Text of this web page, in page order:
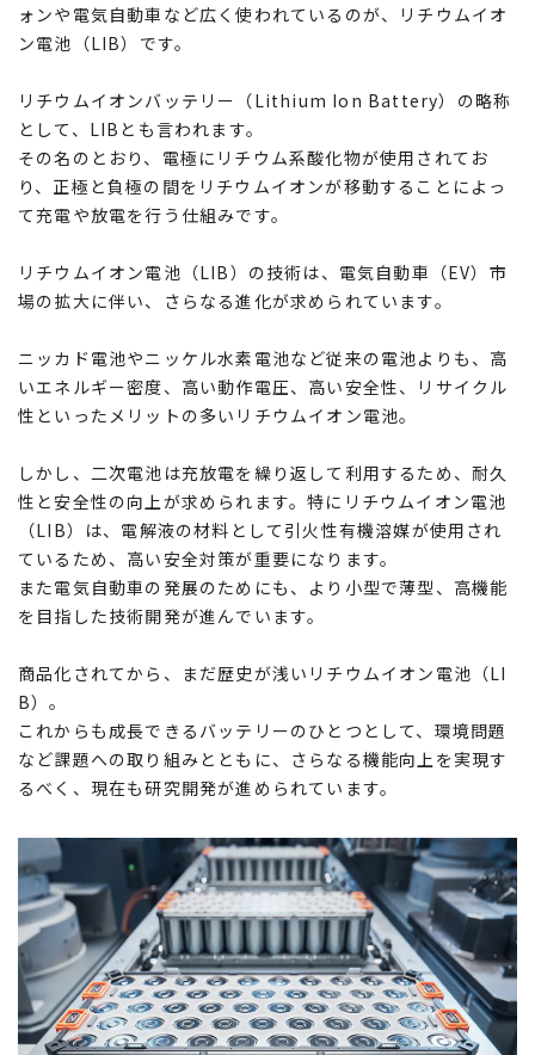
ォンや電気自動車など広く使われているのが、リチウムイオ
ン電池（LIB）です。
リチウムイオンバッテリー（Lithium Ion Battery）の略称
として、LIBとも言われます。
その名のとおり、電極にリチウム系酸化物が使用されてお
り、正極と負極の間をリチウムイオンが移動することによっ
て充電や放電を行う仕組みです。
リチウムイオン電池（LIB）の技術は、電気自動車（EV）市
場の拡大に伴い、さらなる進化が求められています。
ニッカド電池やニッケル水素電池など従来の電池よりも、高
いエネルギー密度、高い動作電圧、高い安全性、リサイクル
性といったメリットの多いリチウムイオン電池。
しかし、二次電池は充放電を繰り返して利用するため、耐久
性と安全性の向上が求められます。特にリチウムイオン電池
（LIB）は、電解液の材料として引火性有機溶媒が使用され
ているため、高い安全対策が重要になります。
また電気自動車の発展のためにも、より小型で薄型、高機能
を目指した技術開発が進んでいます。
商品化されてから、まだ歴史が浅いリチウムイオン電池（LI
B）。
これからも成長できるバッテリーのひとつとして、環境問題
など課題への取り組みとともに、さらなる機能向上を実現す
るべく、現在も研究開発が進められています。